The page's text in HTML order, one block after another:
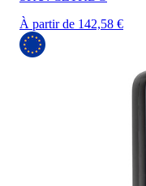
À partir de 142,58 €